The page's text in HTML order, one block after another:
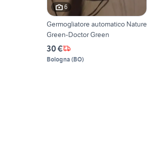
6
Germogliatore automatico Nature
Green-Doctor Green
30 €
Bologna (BO)